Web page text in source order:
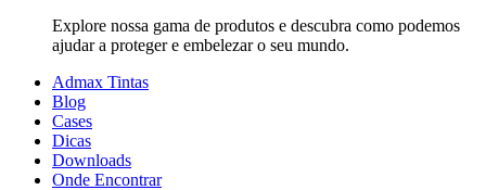
Explore nossa gama de produtos e descubra como podemos
ajudar a proteger e embelezar o seu mundo.
Admax Tintas
Blog
Cases
Dicas
Downloads
Onde Encontrar